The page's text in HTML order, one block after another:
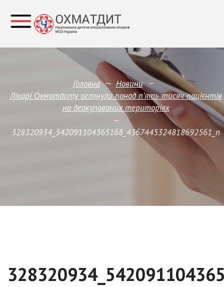
Головна — Новини —
Лікарі Охматдиту оглянули понад п’ять тисяч пацієнтів
на деокупованих територіях
—
328320934_542091104365168_4367445324818692561_n